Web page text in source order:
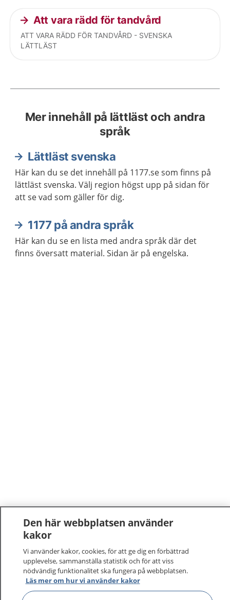
Att vara rädd för tandvård
ATT VARA RÄDD FÖR TANDVÅRD - SVENSKA
LÄTTLÄST
Mer innehåll på lättläst och andra
språk
Lättläst svenska
Här kan du se det innehåll på 1177.se som finns på
lättläst svenska. Välj region högst upp på sidan för
att se vad som gäller för dig.
1177 på andra språk
Här kan du se en lista med andra språk där det
finns översatt material. Sidan är på engelska.
1177 –tryggt om din hälsa och vård
På 1177.se får du råd om hälsa och information om
sjukdomar och vilka mottagningar du kan kontakta.
Logga in för att läsa din journal och göra dina
vårdärenden. Ring telefonnummer 1177 för
Den här webbplatsen använder
kakor
Vi använder kakor, cookies, för att ge dig en förbättrad
upplevelse, sammanställa statistik och för att viss
nödvändig funktionalitet ska fungera på webbplatsen.
Läs mer om hur vi använder kakor